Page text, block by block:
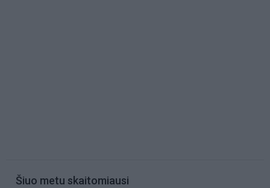
Šiuo metu skaitomiausi